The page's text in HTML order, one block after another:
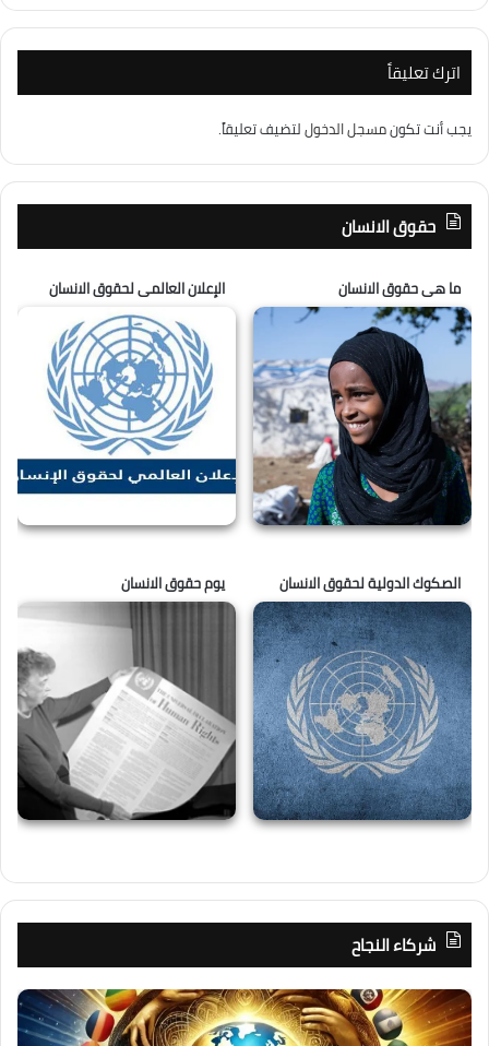
اترك تعليقاً
يجب أنت تكونمسجل الدخوللتضيف تعليقاً.
حقوق الانسان
ما هى حقوق الانسان الإعلان العالمى لحقوق الانسان
الصكوك الدولية لحقوق الانسان يوم حقوق الانسان
شركاء النجاح